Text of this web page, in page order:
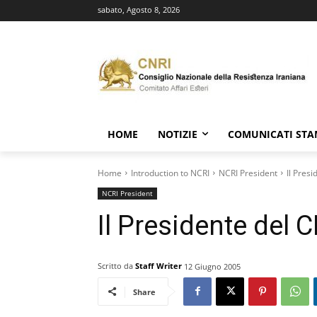
sabato, Agosto 8, 2026
HOME NOTIZIE COMUNICATI
Home Introduction to NCRI NCRI President Il
NCRI President
Il Presidente del
Scritto da Staff Writer 12 Giugno 2005
Share